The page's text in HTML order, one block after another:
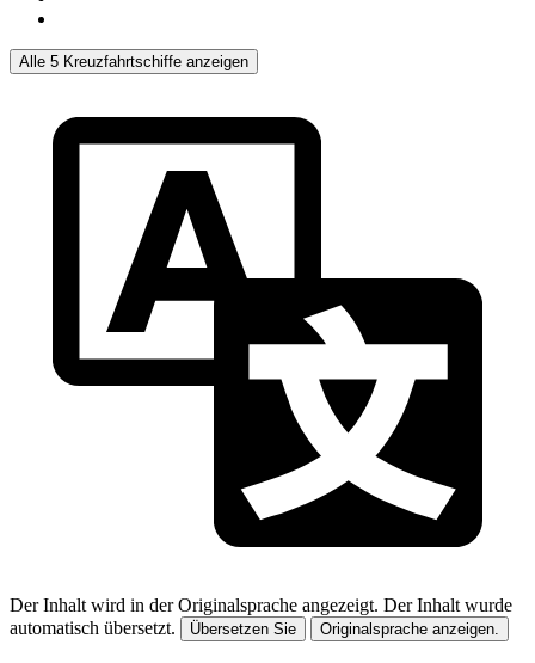
Alle 5 Kreuzfahrtschiffe anzeigen
Der Inhalt wird in der Originalsprache angezeigt. Der Inhalt wurde
automatisch übersetzt.
Übersetzen Sie Originalsprache anzeigen.